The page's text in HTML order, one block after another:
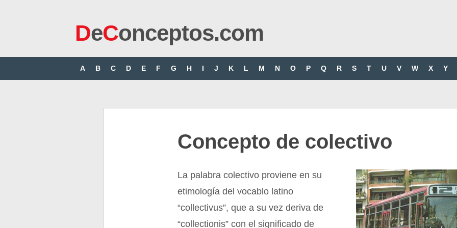
DeConceptos.com
A B C D E F G H I J K L M N O P Q R S T U V W X Y
Concepto de colectivo
La palabra colectivo proviene en su
etimología del vocablo latino
“collectivus”, que a su vez deriva de
“collectionis” con el significado de